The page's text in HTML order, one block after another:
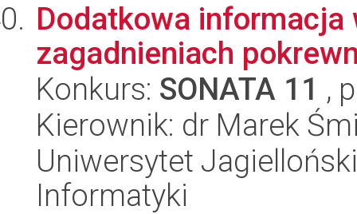
Dodatkowa informacja
zagadnieniach
Konkurs: SONATA 11 ,
Kierownik: dr Marek
Uniwersytet
Informatyki